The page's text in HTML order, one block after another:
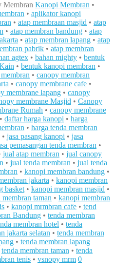
Membran Kanopi Membran •
• aplikator kanopi
• atap membraan masjid • atap
• atap membran bandung • atap
• atap membran lapang • atap
pabrik • atap membran
agtex • bahan mighty • bentuk
• bentuk kanopi membran •
• canopy membran
• canopy membrane cafe •
membrane lapang • canopy
membrane Masjid • Canopy
Rumah • canopy membrane
• daftar harga kanopi • harga
• harga tenda membran
• jasa pasang kanopi • jasa
pemasangan tenda membran •
jual atap membran • jual canopy
• jual tenda membran • jual tenda
• kanopi membran bandung •
jakarta • kanopi membran
basket • kanopi membran masjid •
taman • kanopi membran
• kanopi mrmbran cafe • tend
Bandung • tenda membran
membran hotel • tenda
jakarta selatan • tenda membran
• tenda membran lapang
tenda membran taman • tenda
tenis • vsnopy mrm 0